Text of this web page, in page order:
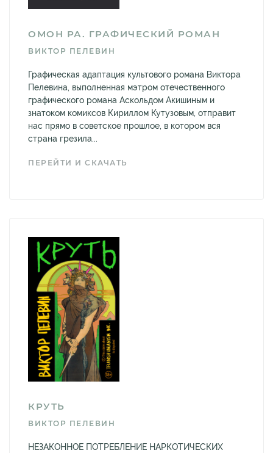
ОМОН РА. ГРАФИЧЕСКИЙ РОМАН
ВИКТОР ПЕЛЕВИН
Графическая адаптация культового романа Виктора
Пелевина, выполненная мэтром отечественного
графического романа Аскольдом Акишиным и
знатоком комиксов Кириллом Кутузовым, отправит
нас прямо в советское прошлое, в котором вся
страна грезила...
ПЕРЕЙТИ И СКАЧАТЬ
КРУТЬ
ВИКТОР ПЕЛЕВИН
НЕЗАКОННОЕ ПОТРЕБЛЕНИЕ НАРКОТИЧЕСКИХ